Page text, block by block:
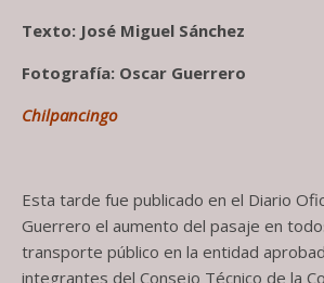
Texto: José Miguel Sánchez
Fotografía: Oscar Guerrero
Chilpancingo
Esta tarde fue publicado en el Diario
Guerrero el aumento del pasaje en
transporte público en la entidad
integrantes del Consejo Técnico de la